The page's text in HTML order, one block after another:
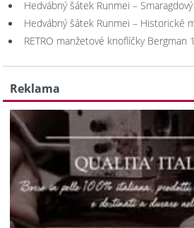
Hedvábný šátek Runmei –
Hedvábný šátek Runmei – Historické
RETRO manžetové knoflíčky Bergman 1
Reklama